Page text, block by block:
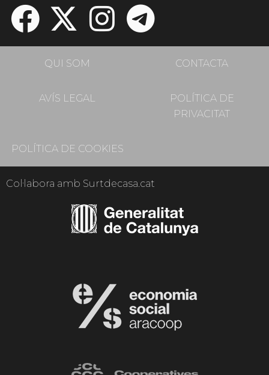
QUI SOM CONTACTA
AVÍS LEGAL
POLÍTICA DE
PRIVACITAT
POLÍTICA DE COOKIES
Col·labora amb Surtdecasa.cat